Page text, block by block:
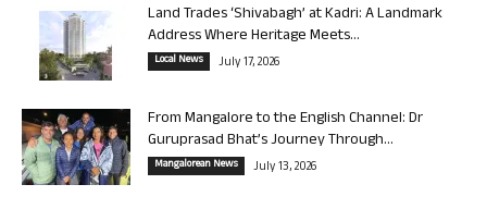
Land Trades ‘Shivabagh’ at Kadri: A Landmark
Address Where Heritage Meets...
Local News July 17, 2026
From Mangalore to the English Channel: Dr
Guruprasad Bhat’s Journey Through...
Mangalorean News July 13, 2026